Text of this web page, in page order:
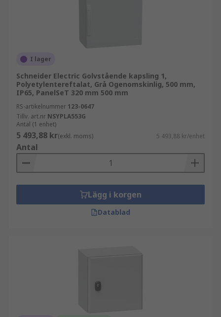
I lager
Schneider Electric Golvstående kapsling 1,
Polyetylentereftalat, Grå Ogenomskinlig, 500 mm,
IP65, PanelSeT 320 mm 500 mm
RS-artikelnummer 123-0647
Tillv. art.nr NSYPLA553G
Antal (1 enhet)
5 493,88 kr(exkl. moms) 5 493,88 kr/enhet
Antal
Lägg i korgen
Datablad